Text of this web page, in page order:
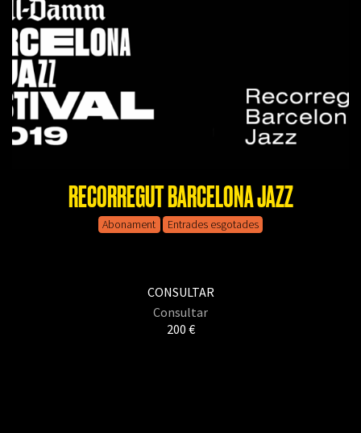
RECORREGUT BARCELONA JAZZ
Abonament Entrades esgotades
CONSULTAR
Consultar
200 €